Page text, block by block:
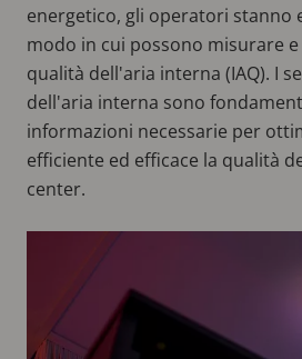
energetico, gli operatori stanno
modo in cui possono misurare
qualità dell'aria interna (IAQ). I
dell'aria interna sono
informazioni necessarie per
efficiente ed efficace la qualità
center.